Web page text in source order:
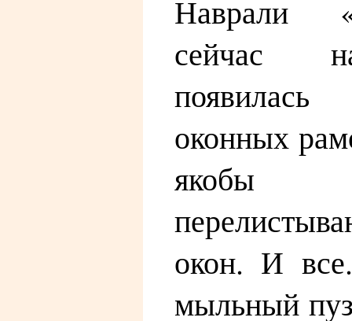
Наврали
сейчас
оконных
якобы
окон. И
мыльный